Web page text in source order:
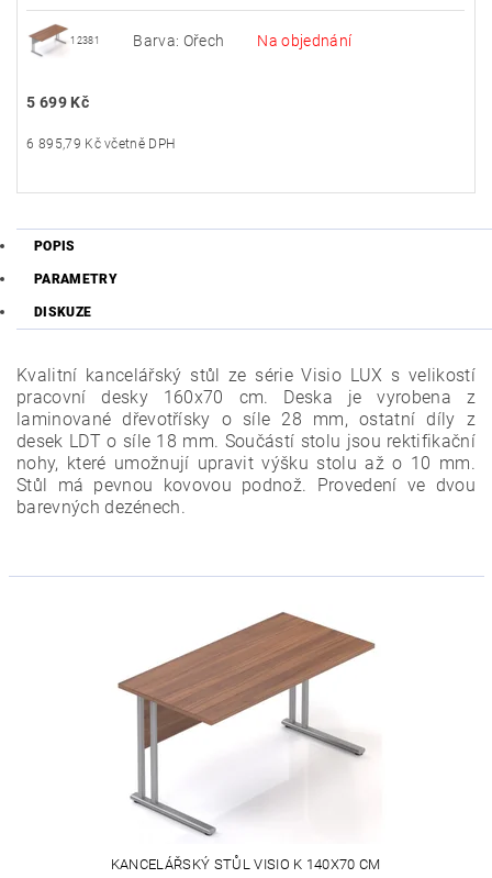
12381 Barva: Ořech Na objednání
5 699 Kč
6 895,79 Kč včetně DPH
POPIS
PARAMETRY
DISKUZE
Kvalitní kancelářský stůl ze série Visio LUX s velikostí
pracovní desky 160x70 cm. Deska je vyrobena z
laminované dřevotřísky o síle 28 mm, ostatní díly z
desek LDT o síle 18 mm. Součástí stolu jsou rektifikační
nohy, které umožnují upravit výšku stolu až o 10 mm.
Stůl má pevnou kovovou podnož. Provedení ve dvou
barevných dezénech.
KANCELÁŘSKÝ STŮL VISIO K 140X70 CM